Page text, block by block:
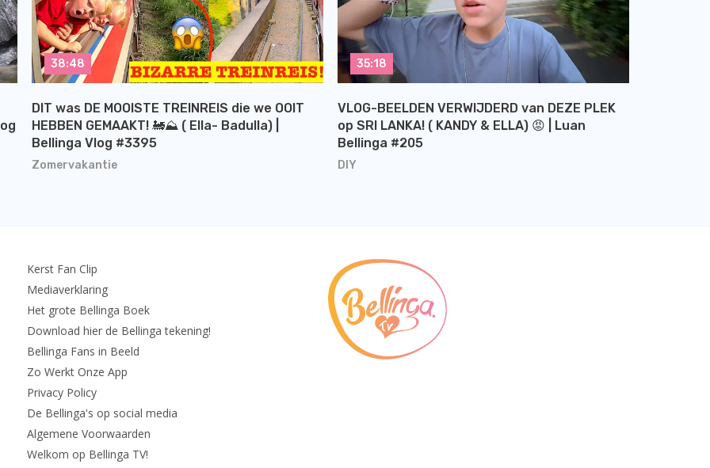
Zomervakantie
DIT was DE MOOISTE TREINREIS die we OOIT
HEBBEN GEMAAKT! 🚂⛰️ ( Ella- Badulla) |
Bellinga Vlog #3395
38:48
DIY
VLOG-BEELDEN VERWIJDERD van DEZE PLEK
op SRI LANKA! ( KANDY & ELLA) 😡 | Luan
Bellinga #205
35:18
Kerst Fan Clip
Mediaverklaring
Het grote Bellinga Boek
Download hier de Bellinga tekening!
Bellinga Fans in Beeld
Zo Werkt Onze App
Privacy Policy
De Bellinga's op social media
Algemene Voorwaarden
Welkom op Bellinga TV!